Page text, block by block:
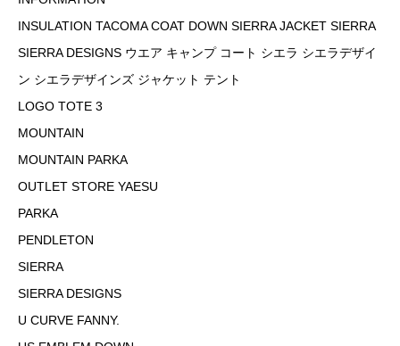
INSULATION TACOMA COAT DOWN SIERRA JACKET SIERRA
SIERRA DESIGNS ウエア キャンプ コート シエラ シエラデザイ
ン シエラデザインズ ジャケット テント
LOGO TOTE 3
MOUNTAIN
MOUNTAIN PARKA
OUTLET STORE YAESU
PARKA
PENDLETON
SIERRA
SIERRA DESIGNS
U CURVE FANNY.